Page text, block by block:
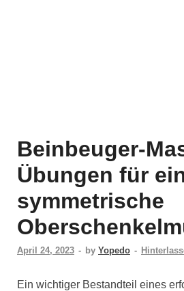
Beinbeuger-
Übungen für
symmetrische
April 24, 2023 - by Yopedo -
Ein wichtiger Bestandteil eines